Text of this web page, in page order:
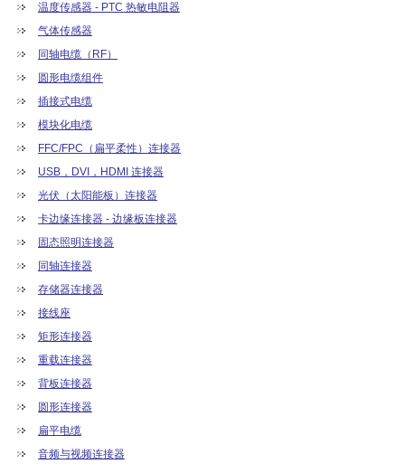
温度传感器 - PTC 热敏电阻器
气体传感器
同轴电缆（RF）
圆形电缆组件
插接式电缆
模块化电缆
FFC/FPC（扁平柔性）连接器
USB，DVI，HDMI 连接器
光伏（太阳能板）连接器
卡边缘连接器 - 边缘板连接器
固态照明连接器
同轴连接器
存储器连接器
接线座
矩形连接器
重载连接器
背板连接器
圆形连接器
扁平电缆
音频与视频连接器